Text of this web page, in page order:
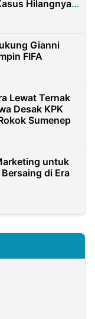
Hilangnya
Miliar
Gianni
FIFA
Lewat Ternak
Desak KPK
Sumenep
untuk
di Era